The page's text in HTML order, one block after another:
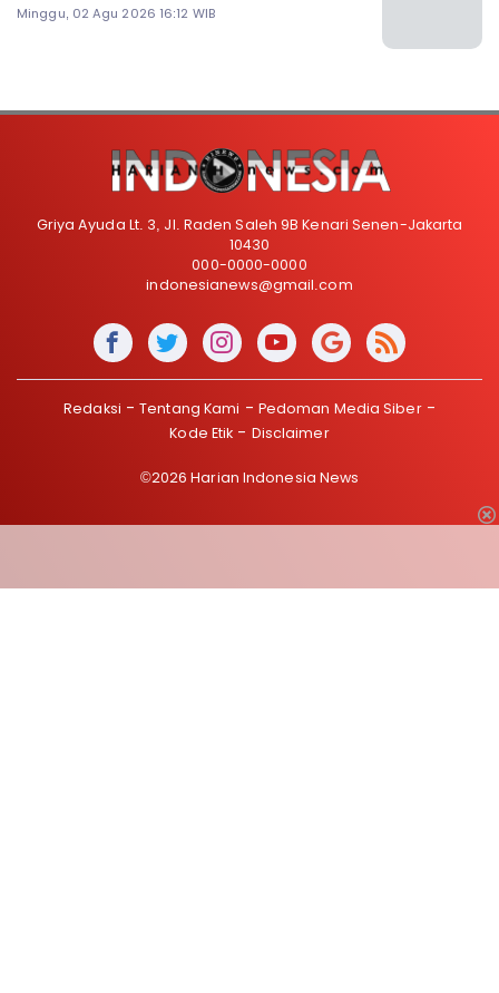
Minggu, 02 Agu 2026 16:12 WIB
Griya Ayuda Lt. 3, Jl. Raden Saleh 9B Kenari Senen-Jakarta
10430
000-0000-0000
indonesianews@gmail.com
Redaksi Tentang Kami
Pedoman Media Siber
Kode Etik
Disclaimer
©2026 Harian Indonesia News